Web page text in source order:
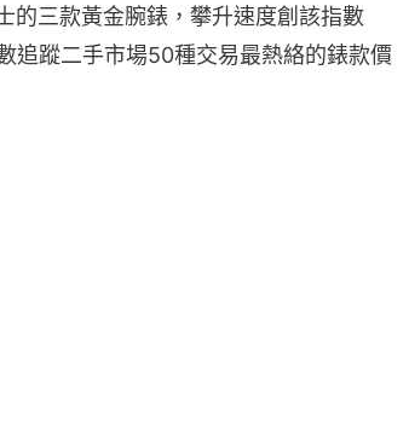
的三款黃金腕錶，攀升速度創該指數
追蹤二手市場50種交易最熱絡的錶款價